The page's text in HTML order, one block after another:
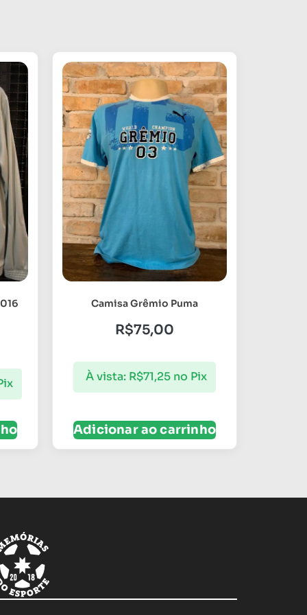
Camisa Grêmio Puma
R$75,00
À vista: R$71,25 no Pix
Adicionar ao carrinho